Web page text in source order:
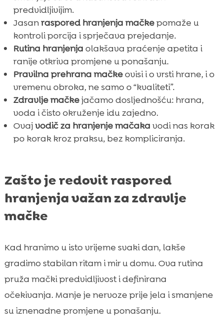
predvidljivijim.
Jasanraspored hranjenja mačkepomaže u
kontroli porcija i sprječava prejedanje.
Rutina hranjenja olakšava praćenje apetita i
ranije otkriva promjene u ponašanju.
Pravilna prehrana mačkeovisi i o vrsti hrane, i o
vremenu obroka, ne samo o “kvaliteti”.
Zdravlje mačkejačamo dosljednošću: hrana,
voda i čisto okruženje idu zajedno.
Ovajvodič za hranjenje mačaka vodi nas korak
po korak kroz praksu, bez kompliciranja.
Zašto je redovit raspored
hranjenja važan za zdravlje
mačke
Kad hranimo u isto vrijeme svaki dan, lakše
gradimo stabilan ritam i mir u domu. Ova rutina
pruža mački predvidljivost i definirana
očekivanja. Manje je nervoze prije jela i smanjene
su iznenadne promjene u ponašanju.